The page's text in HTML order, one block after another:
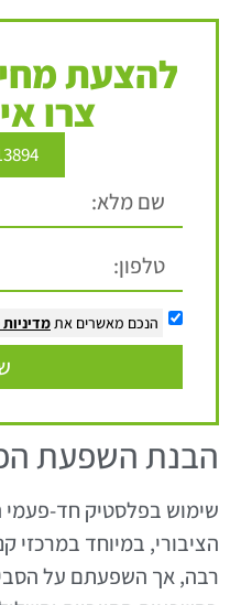
להצעת
צרו
הנכם מאשרים את
הבנת השפעת
שימוש בפלסטיק חד-פעמי
הציבורי, במיוחד במרכזי
רבה, אך השפעתם על